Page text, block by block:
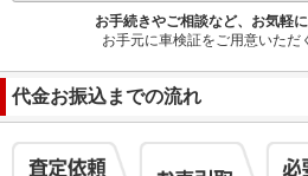
お手続きやご相談など、お気軽
お手元に車検証をご用意いただ
代金お振込までの流れ